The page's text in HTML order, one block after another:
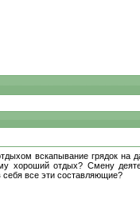
вскапывание грядок на
хороший отдых? Смену
себя все эти составляющие?